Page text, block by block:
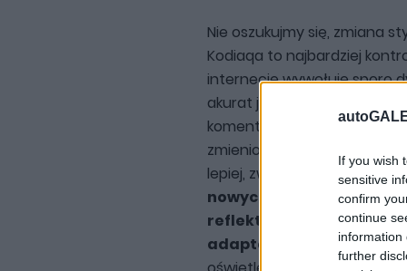
If you wish
sensitive
confirm
continue
information
further
Nie oszukujmy się, zmiana
Kodiaqa to najbardziej
internecie wywołuje sporo
akurat jeśli chodzi o design,
komentatorów
I choć
zmienionego frontu Octavii,
lepiej, zwłaszcza w
nowych świateł
reflektorów
adaptacyjne światła